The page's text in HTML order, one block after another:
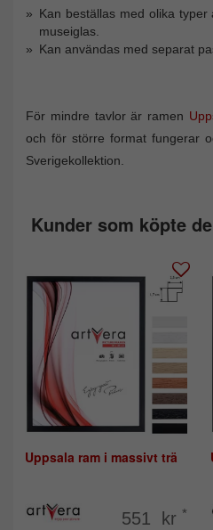
Kan beställas med olika
museiglas.
Kan användas med separat
För mindre tavlor är ramen
och för större format fungerar
Sverigekollektion.
Kunder som köpte
Uppsala ram i massivt trä
551 kr *